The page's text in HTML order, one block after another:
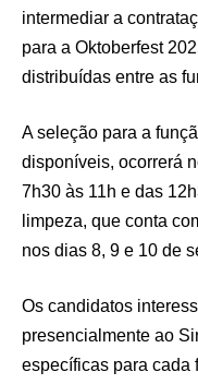
intermediar a
para a Oktoberfest
distribuídas entre as
A seleção para a
disponíveis, ocorrerá
7h30 às 11h e das
limpeza, que conta
nos dias 8, 9 e 10 de
Os candidatos
presencialmente ao
específicas para cada